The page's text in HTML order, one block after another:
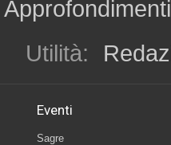
Approfondimenti
Utilità:
Eventi
Sagre